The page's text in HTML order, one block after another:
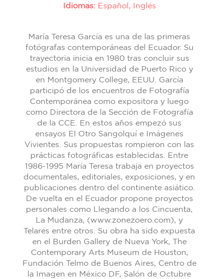
Idiomas: Español, Inglés
María Teresa García es una de las primeras
fotógrafas contemporáneas del Ecuador. Su
trayectoria inicia en 1980 tras concluir sus
estudios en la Universidad de Puerto Rico y
en Montgomery College, EEUU. García
participó de los encuentros de Fotografía
Contemporánea como expositora y luego
como Directora de la Sección de Fotografía
de la CCE. En estos años empezó sus
ensayos El Otro Sangolquí e Imágenes
Vivientes. Sus propuestas rompieron con las
prácticas fotográficas establecidas. Entre
1986-1995 María Teresa trabaja en proyectos
documentales, editoriales, exposiciones, y en
publicaciones dentro del continente asiático.
De vuelta en el Ecuador propone proyectos
personales como Llegando a los Cincuenta,
La Mudanza, (www.zonezoero.com), y
Telares entre otros. Su obra ha sido expuesta
en el Burden Gallery de Nueva York, The
Contemporary Arts Museum de Houston,
Fundación Telmo de Buenos Aires, Centro de
la Imagen en México DF, Salón de Octubre